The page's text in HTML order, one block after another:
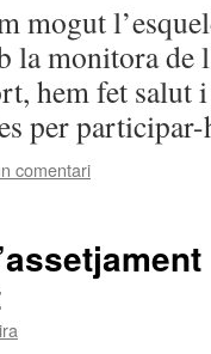
mogut
monitora de
hem fet salut
per
comentari